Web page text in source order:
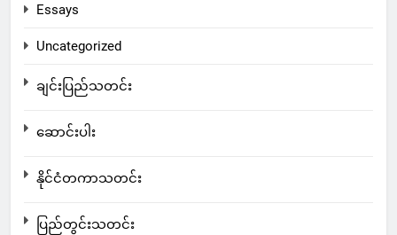
Essays
Uncategorized
ချင်းပြည်သတင်း
ဆောင်းပါး
နိုင်ငံတကာသတင်း
ပြည်တွင်းသတင်း